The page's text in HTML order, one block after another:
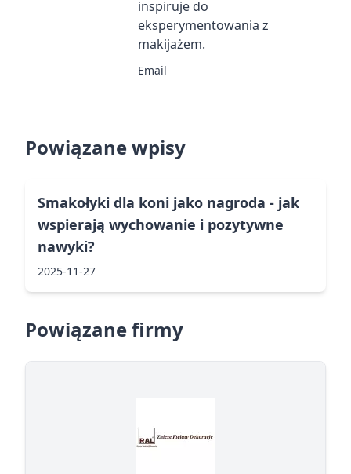
inspiruje do
eksperymentowania z
makijażem.
Email
Powiązane wpisy
Smakołyki dla koni jako nagroda - jak
wspierają wychowanie i pozytywne
nawyki?
2025-11-27
Powiązane firmy